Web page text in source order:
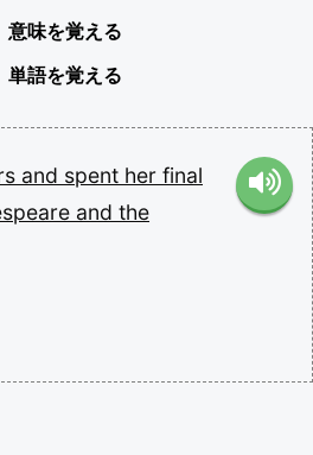
意味を覚える
単語を覚える
and spent her final
and the